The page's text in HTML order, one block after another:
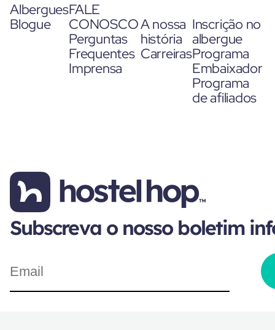
Albergues
Blogue
FALE
CONOSCO
Perguntas
Frequentes
Imprensa
A nossa
história
Carreiras
Inscrição no
albergue
Programa
Embaixador
Programa
de afiliados
Subscreva o nosso boletim